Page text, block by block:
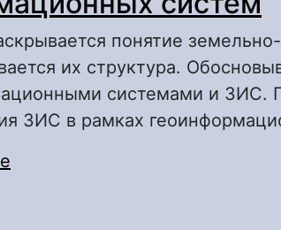
понятие
их структура.
системами и ЗИС.
ЗИС в рамках